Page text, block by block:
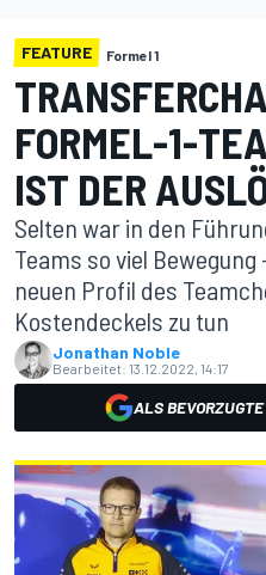
FEATURE Formel 1
FORMEL-1-
IST DER
Selten war in den
Teams so viel
neuen Profil des
Kostendeckels zu tun
Jonathan Noble
Bearbeitet: 13.12.2022, 14:17
ALS